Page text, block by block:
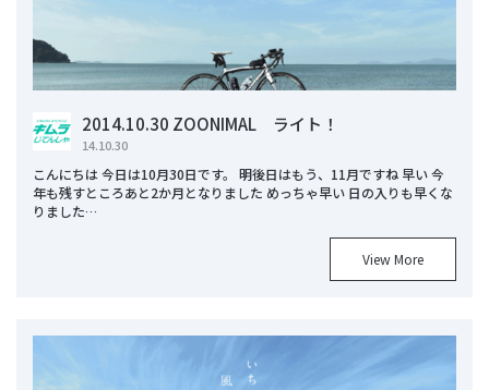
2014.10.30 ZOONIMAL ライト！
14.10.30
こんにちは 今日は10月30日です。 明後日はもう、11月ですね 早い 今
年も残すところあと2か月となりました めっちゃ早い 日の入りも早くな
りました…
View More